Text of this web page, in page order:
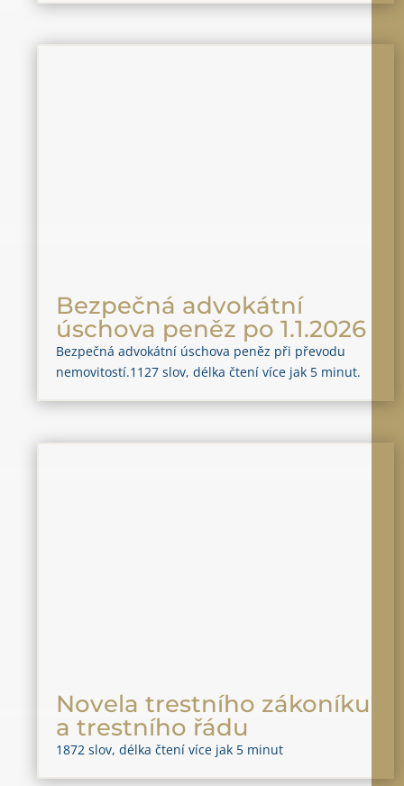
Bezpečná advokátní
úschova peněz po 1.1.2026
Bezpečná advokátní úschova peněz při převodu
nemovitostí.1127 slov, délka čtení více jak 5 minut.
Novela trestního zákoníku
a trestního řádu
1872 slov, délka čtení více jak 5 minut